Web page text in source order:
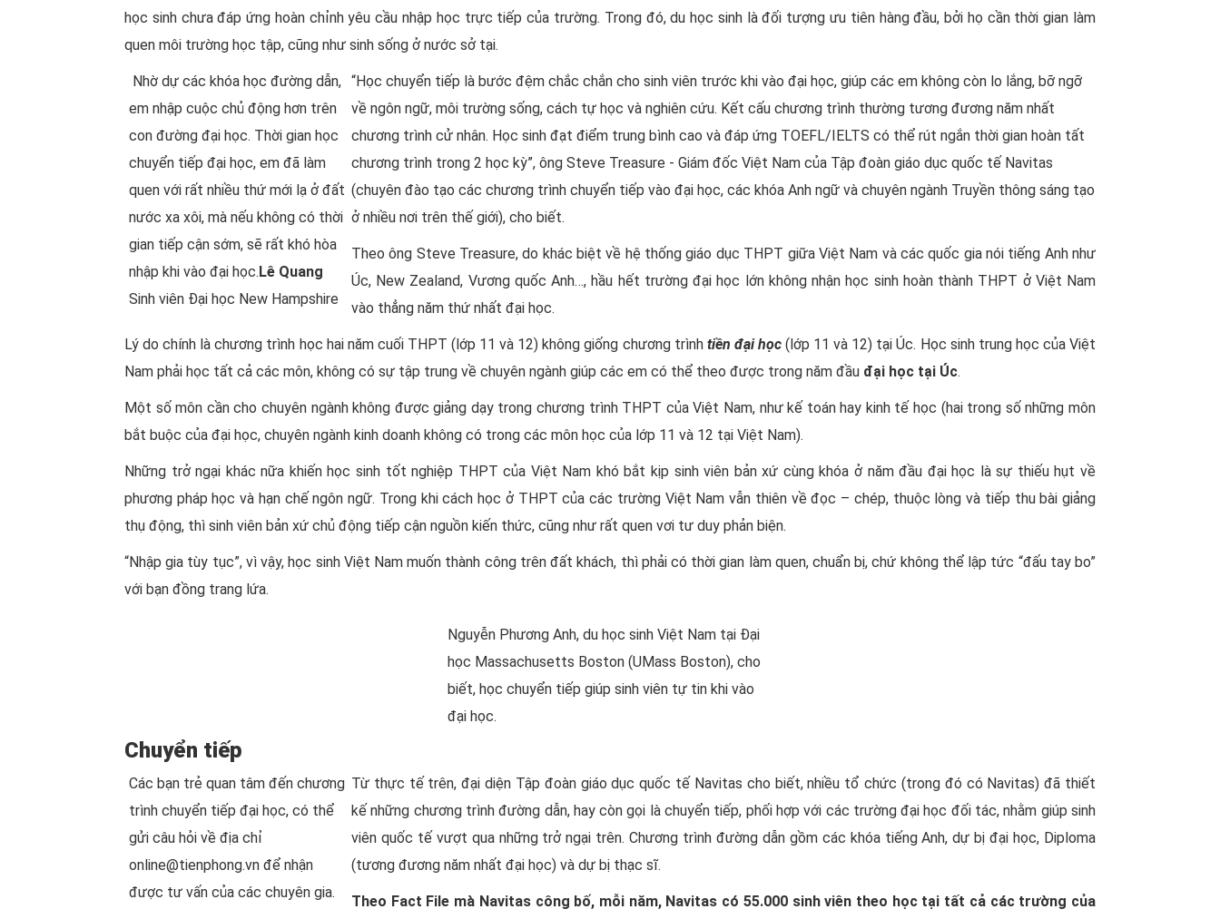
học sinh chưa đáp ứng hoàn chỉnh yêu cầu nhập học trực tiếp của trường. Trong đó, du học sinh là đối tượng ưu tiên hàng đầu, bởi họ cần thời gian làm
quen môi trường học tập, cũng như sinh sống ở nước sở tại.
Nhờ dự các khóa học đường dẫn,
em nhập cuộc chủ động hơn trên
con đường đại học. Thời gian học
chuyển tiếp đại học, em đã làm
quen với rất nhiều thứ mới lạ ở đất
nước xa xôi, mà nếu không có thời
gian tiếp cận sớm, sẽ rất khó hòa
nhập khi vào đại học.Lê Quang
Sinh viên Đại học New Hampshire
“Học chuyển tiếp là bước đệm chắc chắn cho sinh viên trước khi vào đại học, giúp các em không còn lo lắng, bỡ ngỡ
về ngôn ngữ, môi trường sống, cách tự học và nghiên cứu. Kết cấu chương trình thường tương đương năm nhất
chương trình cử nhân. Học sinh đạt điểm trung bình cao và đáp ứng TOEFL/IELTS có thể rút ngắn thời gian hoàn tất
chương trình trong 2 học kỳ”, ông Steve Treasure - Giám đốc Việt Nam của Tập đoàn giáo dục quốc tế Navitas
(chuyên đào tạo các chương trình chuyển tiếp vào đại học, các khóa Anh ngữ và chuyên ngành Truyền thông sáng tạo
ở nhiều nơi trên thế giới), cho biết.
Theo ông Steve Treasure, do khác biệt về hệ thống giáo dục THPT giữa Việt Nam và các quốc gia nói tiếng Anh như
Úc, New Zealand, Vương quốc Anh…, hầu hết trường đại học lớn không nhận học sinh hoàn thành THPT ở Việt Nam
vào thẳng năm thứ nhất đại học.
Lý do chính là chương trình học hai năm cuối THPT (lớp 11 và 12) không giống chương trình tiền đại học (lớp 11 và 12) tại Úc. Học sinh trung học của Việt
Nam phải học tất cả các môn, không có sự tập trung về chuyên ngành giúp các em có thể theo được trong năm đầu đại học tại Úc.
Một số môn cần cho chuyên ngành không được giảng dạy trong chương trình THPT của Việt Nam, như kế toán hay kinh tế học (hai trong số những môn
bắt buộc của đại học, chuyên ngành kinh doanh không có trong các môn học của lớp 11 và 12 tại Việt Nam).
Những trở ngại khác nữa khiến học sinh tốt nghiệp THPT của Việt Nam khó bắt kịp sinh viên bản xứ cùng khóa ở năm đầu đại học là sự thiếu hụt về
phương pháp học và hạn chế ngôn ngữ. Trong khi cách học ở THPT của các trường Việt Nam vẫn thiên về đọc – chép, thuộc lòng và tiếp thu bài giảng
thụ động, thì sinh viên bản xứ chủ động tiếp cận nguồn kiến thức, cũng như rất quen vơi tư duy phản biện.
“Nhập gia tùy tục”, vì vậy, học sinh Việt Nam muốn thành công trên đất khách, thì phải có thời gian làm quen, chuẩn bị, chứ không thể lập tức “đấu tay bo”
với bạn đồng trang lứa.
Nguyễn Phương Anh, du học sinh Việt Nam tại Đại
học Massachusetts Boston (UMass Boston), cho
biết, học chuyển tiếp giúp sinh viên tự tin khi vào
đại học.
Chuyển tiếp
Các bạn trẻ quan tâm đến chương
trình chuyển tiếp đại học, có thể
gửi câu hỏi về địa chỉ
online@tienphong.vn để nhận
được tư vấn của các chuyên gia.
Từ thực tế trên, đại diện Tập đoàn giáo dục quốc tế Navitas cho biết, nhiều tổ chức (trong đó có Navitas) đã thiết
kế những chương trình đường dẫn, hay còn gọi là chuyển tiếp, phối hợp với các trường đại học đối tác, nhằm giúp sinh
viên quốc tế vượt qua những trở ngại trên. Chương trình đường dẫn gồm các khóa tiếng Anh, dự bị đại học, Diploma
(tương đương năm nhất đại học) và dự bị thạc sĩ.
Theo Fact File mà Navitas công bố, mỗi năm, Navitas có 55.000 sinh viên theo học tại tất cả các trường của